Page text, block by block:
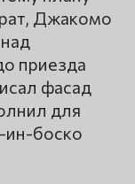
Джакомо
приезда
фасад
для
боско